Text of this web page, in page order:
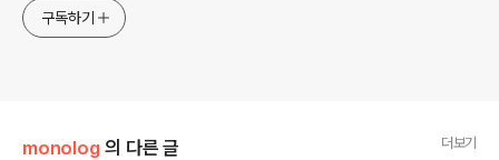
구독하기
monolog 의 다른 글 더보기